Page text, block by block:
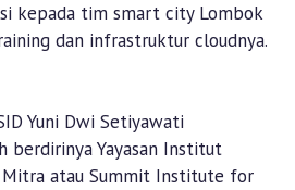
kepada tim smart city Lombok
dan infrastruktur cloudnya.
Yuni Dwi Setiyawati
berdirinya Yayasan Institut
Mitra atau Summit Institute for